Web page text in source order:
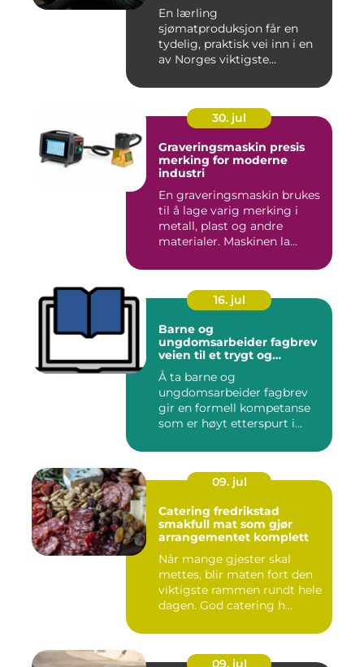
En lærling
sjømatproduksjon får en
tydelig, praktisk vei inn i en
av Norges viktigste
30. jul
Graveringsmaskin presis
merking for moderne
industri
En graveringsmaskin brukes
til å lage varig merking i
metall, plast og andre
materialer. Maskinen la...
16. jul
Barne og
ungdomsarbeider fagbrev
veien til et trygt og
meningsfullt yrke
Å ta barne og
ungdomsarbeider fagbrev
gir en formell kompetanse
som er høyt etterspurt i
09. jul
Catering fredrikstad
smakfull mat som gjør
arrangementet komplett
Når mange gjester skal
mettes, blir maten fort den
viktigste rammen rundt hele
dagen. God catering h...
09. jul